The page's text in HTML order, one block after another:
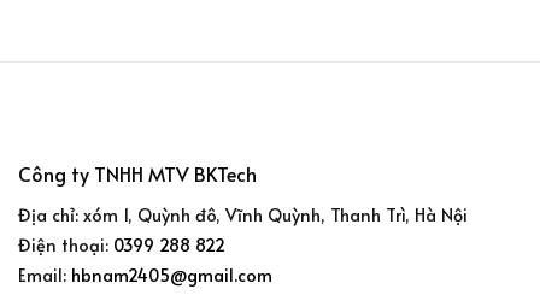
Công ty TNHH MTV BKTech
Địa chỉ: xóm 1, Quỳnh đô, Vĩnh Quỳnh, Thanh Trì, Hà Nội
Điện thoại: 0399 288 822
Email: hbnam2405@gmail.com